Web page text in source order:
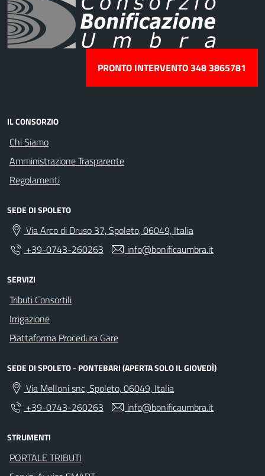
PRONTO INTERVENTO 348 3865781
IL CONSORZIO
Chi Siamo
Amministrazione Trasparente
Regolamenti
SEDE DI SPOLETO
Via Arco di Druso 37, Spoleto, 06049, Italia
+39-0743-260263
info@bonificaumbra.it
SERVIZI
Tributi Consortili
Irrigazione
Piattaforma Procedura Gare
SEDE DI SPOLETO - PONTEBARI (APERTA SOLO IL GIOVEDÌ)
Via Melloni snc, Spoleto, 06049, Italia
+39-0743-260263
info@bonificaumbra.it
STRUMENTI
PORTALE TRIBUTI